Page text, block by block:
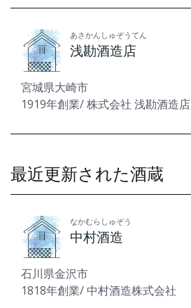
あさかんしゅぞうてん
浅勘酒造店
宮城県大崎市
1919年創業/ 株式会社 浅勘酒造店
最近更新された酒蔵
なかむらしゅぞう
中村酒造
石川県金沢市
1818年創業/ 中村酒造株式会社